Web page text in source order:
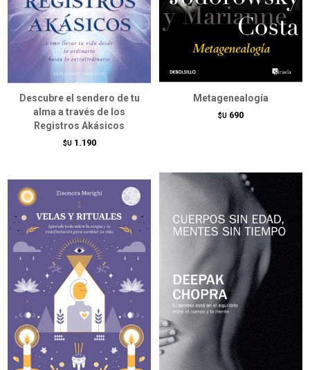
Descubre el sendero de tu
alma a través de los
Registros Akásicos
$U 1.190
Metagenealogía
$U 690